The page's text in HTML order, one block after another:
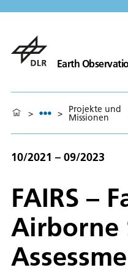
Earth
> > Projekte und
Missionen
10/2021 – 09/2023
FAIRS –
Airborne